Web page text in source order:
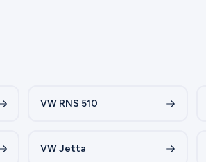
VW RNS 510
VW Jetta